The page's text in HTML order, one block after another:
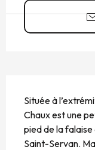
Située à
Chaux est une
pied de la
Saint-Servan.